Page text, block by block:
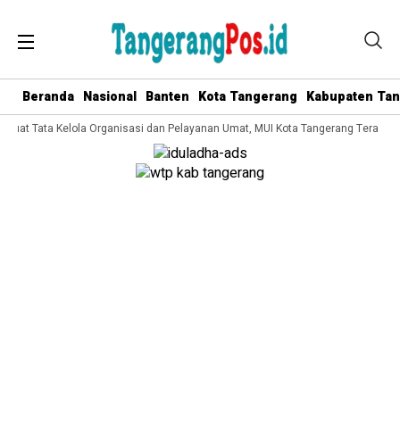
Beranda Nasional Banten Kota Tangerang Kabupaten
Tata Kelola Organisasi dan Pelayanan Umat, MUI Kota Tangerang Terapkan